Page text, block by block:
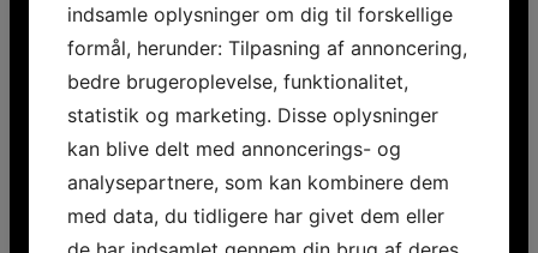
indsamle oplysninger om dig til forskellige
formål, herunder: Tilpasning af annoncering,
bedre brugeroplevelse, funktionalitet,
statistik og marketing. Disse oplysninger
kan blive delt med annoncerings- og
analysepartnere, som kan kombinere dem
med data, du tidligere har givet dem eller